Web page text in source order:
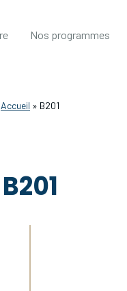
Nos programmes
Accueil » B201
B201